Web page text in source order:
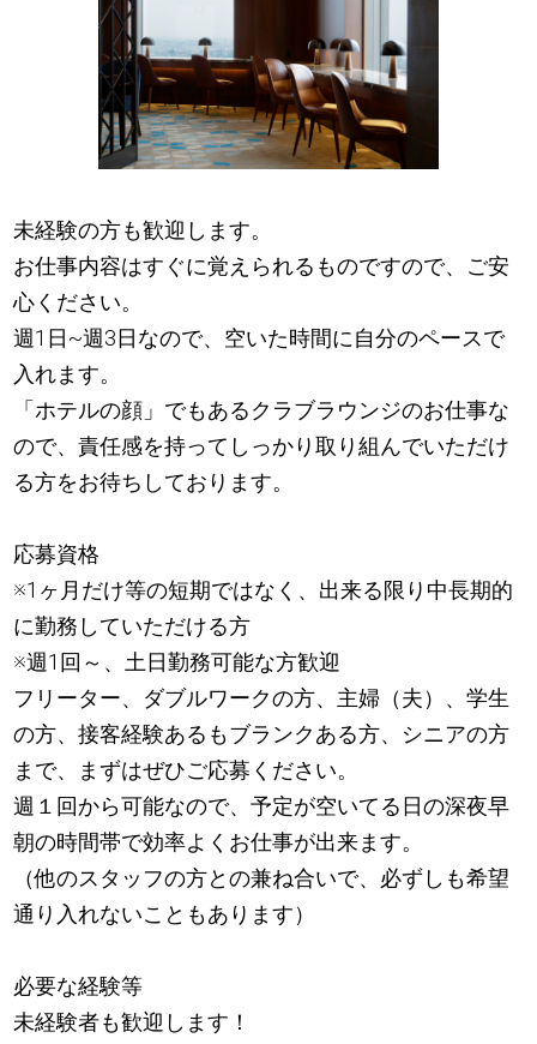
未経験の方も歓迎します。
お仕事内容はすぐに覚えられるものですので、ご安
心ください。
週1日~週3日なので、空いた時間に自分のペースで
入れます。
「ホテルの顔」でもあるクラブラウンジのお仕事な
ので、責任感を持ってしっかり取り組んでいただけ
る方をお待ちしております。
応募資格
※1ヶ月だけ等の短期ではなく、出来る限り中長期的
に勤務していただける方
※週1回～、土日勤務可能な方歓迎
フリーター、ダブルワークの方、主婦（夫）、学生
の方、接客経験あるもブランクある方、シニアの方
まで、まずはぜひご応募ください。
週１回から可能なので、予定が空いてる日の深夜早
朝の時間帯で効率よくお仕事が出来ます。
（他のスタッフの方との兼ね合いで、必ずしも希望
通り入れないこともあります）
必要な経験等
未経験者も歓迎します！